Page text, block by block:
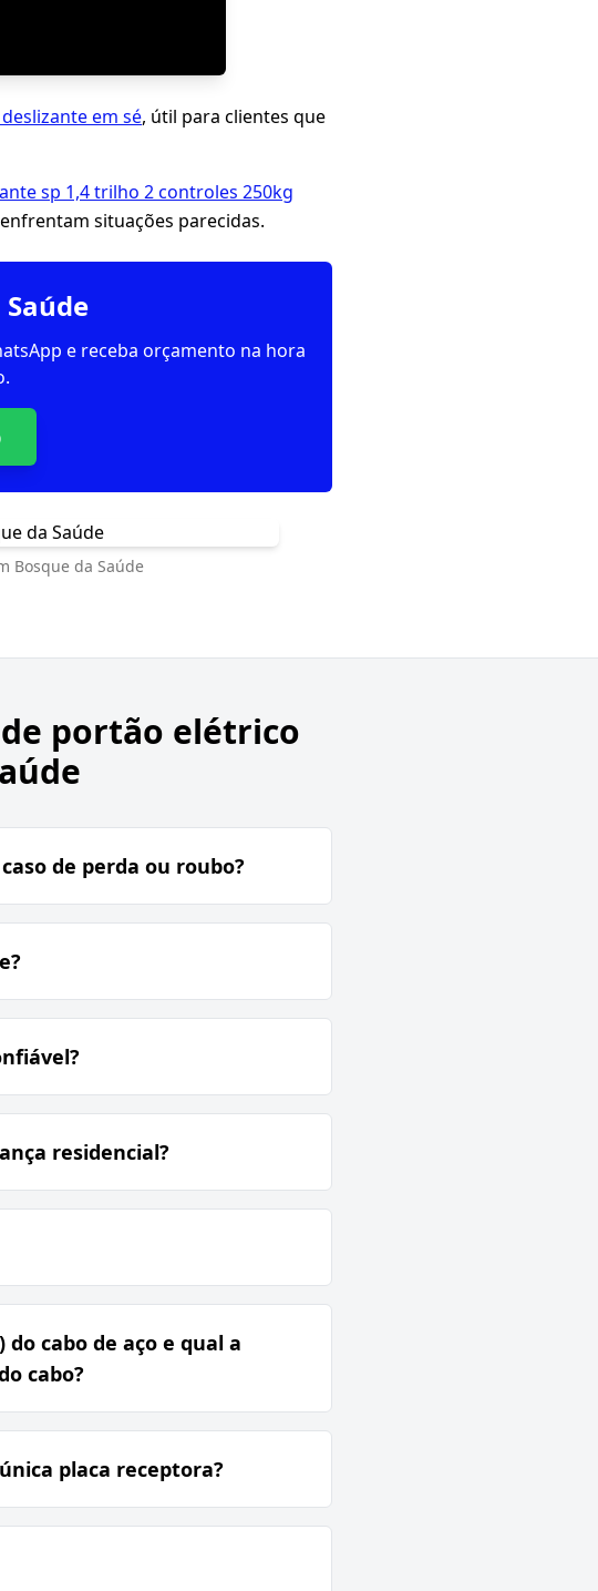
em sé, útil para clientes que
sp 1,4 trilho 2 controles 250kg
situações parecidas.
e receba orçamento na hora
Bosque da Saúde
portão elétrico
de perda ou roubo?
residencial?
do cabo de aço e qual a
cabo?
placa receptora?